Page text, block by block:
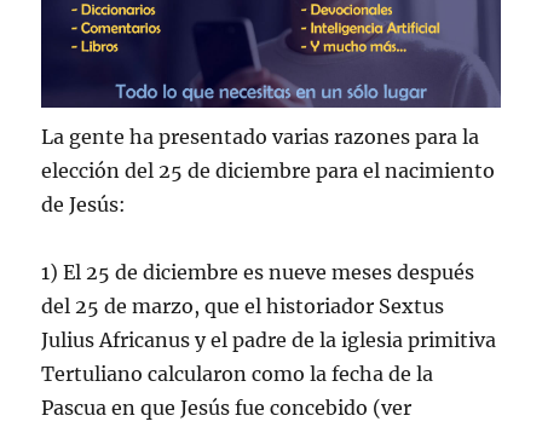
La gente ha presentado varias razones para la
elección del 25 de diciembre para el nacimiento
de Jesús:
1) El 25 de diciembre es nueve meses después
del 25 de marzo, que el historiador Sextus
Julius Africanus y el padre de la iglesia primitiva
Tertuliano calcularon como la fecha de la
Pascua en que Jesús fue concebido (ver